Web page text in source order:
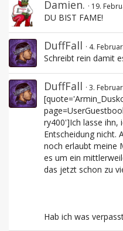
Damien. 19.
DU BIST FAME!
DuffFall 4.
Schreibt rein damit
DuffFall 3.
ry400']Ich lasse ihn,
Entscheidung nicht.
noch erlaubt meine
es um ein
das jetzt schon zu
Hab ich was